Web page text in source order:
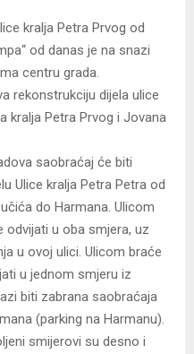
kralja Petra Prvog od
od danas je na snazi
centru grada.
rekonstrukciju dijela ulice
kralja Petra Prvog i Jovana
saobraćaj će biti
Ulice kralja Petra Petra od
do Harmana. Ulicom
odvijati u oba smjera, uz
u ovoj ulici. Ulicom braće
u jednom smjeru iz
biti zabrana saobraćaja
(parking na Harmanu).
smijerovi su desno i